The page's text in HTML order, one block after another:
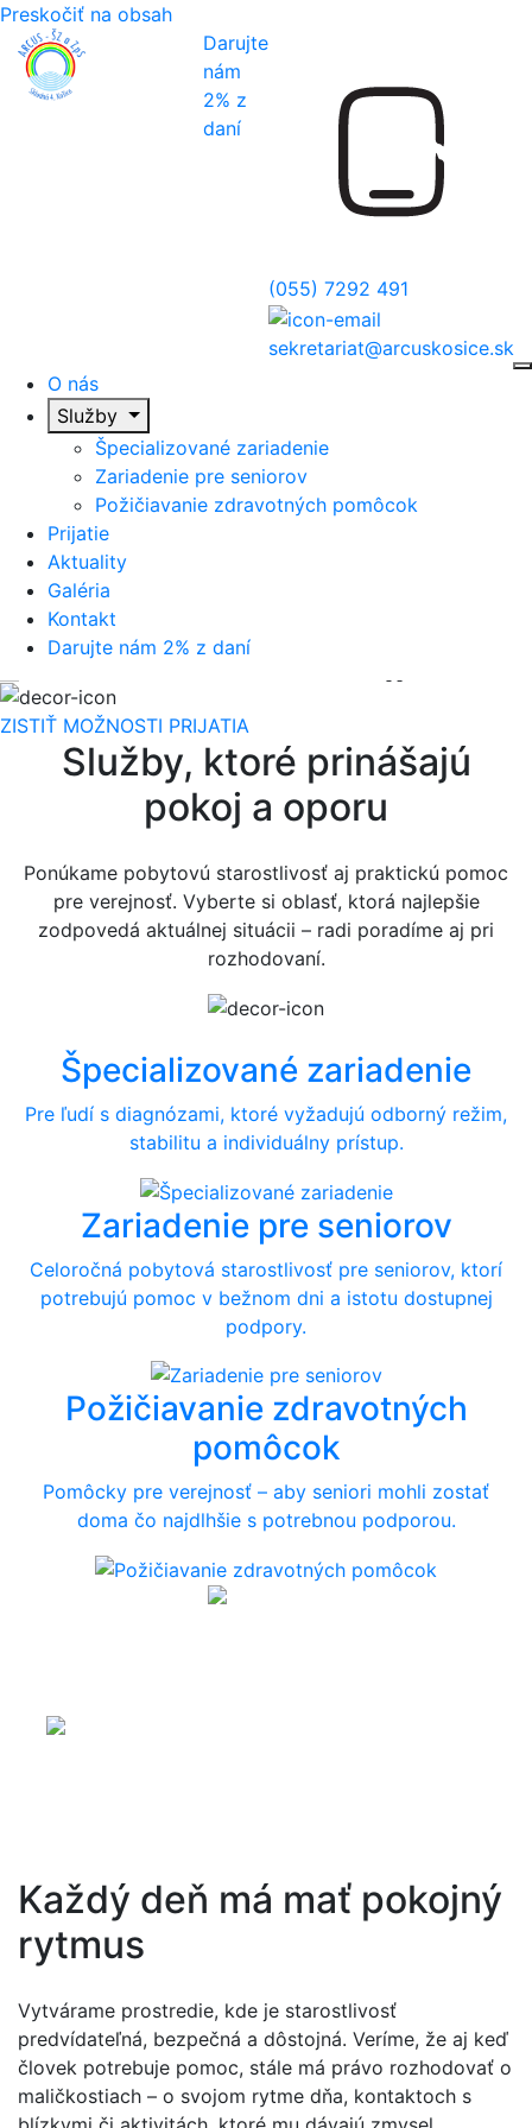
Preskočiť na obsah
Darujte
nám
2% z
daní
(055) 7292 491
sekretariat@arcuskosice.sk
O nás
Služby
Špecializované zariadenie
Zariadenie pre seniorov
Požičiavanie zdravotných pomôcok
Prijatie
Aktuality
Galéria
Kontakt
Darujte nám 2% z daní
STAROSTLIVOSŤ,
ktorá spája
odbornosť aj
ľudskosť!
Poskytujeme odbornú starostlivosť v špecializovanom
zariadení aj v zariadení pre seniorov – s dôrazom na
bezpečie, dôstojnosť a ľudský prístup.
ZISTIŤ MOŽNOSTI PRIJATIA
Služby, ktoré prinášajú
pokoj a oporu
Ponúkame pobytovú starostlivosť aj praktickú pomoc
pre verejnosť. Vyberte si oblasť, ktorá najlepšie
zodpovedá aktuálnej situácii – radi poradíme aj pri
rozhodovaní.
Špecializované zariadenie
Pre ľudí s diagnózami, ktoré vyžadujú odborný režim,
stabilitu a individuálny prístup.
Zariadenie pre seniorov
Celoročná pobytová starostlivosť pre seniorov, ktorí
potrebujú pomoc v bežnom dni a istotu dostupnej
podpory.
Požičiavanie zdravotných
pomôcok
Pomôcky pre verejnosť – aby seniori mohli zostať
doma čo najdlhšie s potrebnou podporou.
Každý deň má mať pokojný
rytmus
Vytvárame prostredie, kde je starostlivosť
predvídateľná, bezpečná a dôstojná. Veríme, že aj keď
človek potrebuje pomoc, stále má právo rozhodovať o
maličkostiach – o svojom rytme dňa, kontaktoch s